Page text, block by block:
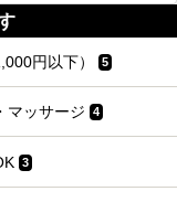
ベントレポート記事で
円以下） 5
マッサージ 4
3